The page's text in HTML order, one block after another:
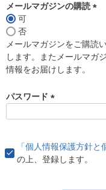
メールマガジンの購読
須
)
可
否
メールマガジンをご購読
します。またメールマガ
情報をお届けします。
パスワード
)
「個人情報保護方針と
の上、登録します。